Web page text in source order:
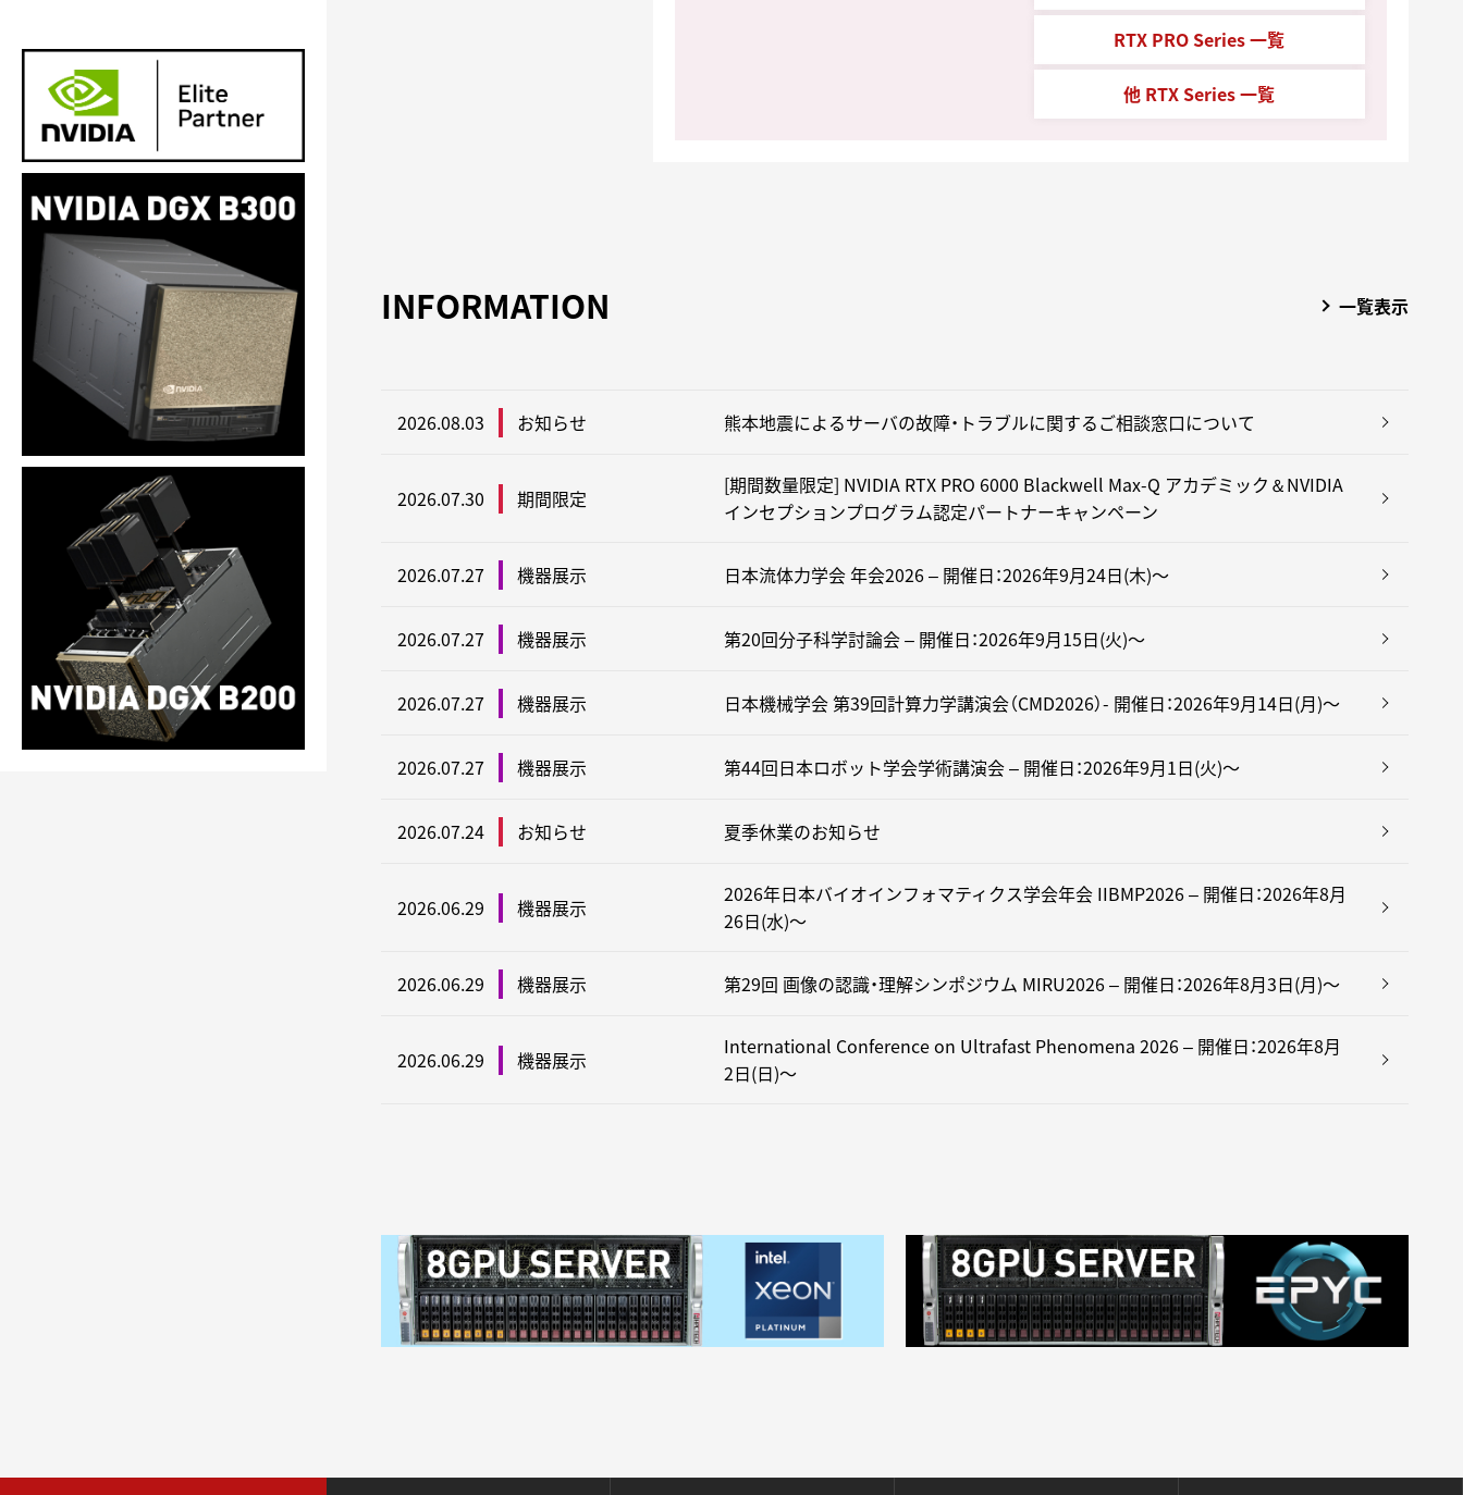
RTX PRO Series 一覧
他 RTX Series 一覧
INFORMATION 一覧表示
2026.08.03 お知らせ 熊本地震によるサーバの故障・トラブルに関するご相談窓口について
2026.07.30 期間限定
[期間数量限定] NVIDIA RTX PRO 6000 Blackwell Max-Q アカデミック＆NVIDIA
インセプションプログラム認定パートナーキャンペーン
2026.07.27 機器展示 日本流体力学会 年会2026 – 開催日：2026年9月24日(木)～
2026.07.27 機器展示 第20回分子科学討論会 – 開催日：2026年9月15日(火)～
2026.07.27 機器展示 日本機械学会 第39回計算力学講演会（CMD2026）- 開催日：2026年9月14日(月)～
2026.07.27 機器展示 第44回日本ロボット学会学術講演会 – 開催日：2026年9月1日(火)～
2026.07.24 お知らせ 夏季休業のお知らせ
2026.06.29 機器展示
2026年日本バイオインフォマティクス学会年会 IIBMP2026 – 開催日：2026年8月
26日(水)～
2026.06.29 機器展示 第29回 画像の認識・理解シンポジウム MIRU2026 – 開催日：2026年8月3日(月)～
2026.06.29 機器展示
International Conference on Ultrafast Phenomena 2026 – 開催日：2026年8月
2日(日)～